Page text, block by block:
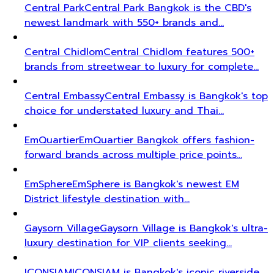
Central ParkCentral Park Bangkok is the CBD's
newest landmark with 550+ brands and…
Central ChidlomCentral Chidlom features 500+
brands from streetwear to luxury for complete…
Central EmbassyCentral Embassy is Bangkok's top
choice for understated luxury and Thai…
EmQuartierEmQuartier Bangkok offers fashion-
forward brands across multiple price points…
EmSphereEmSphere is Bangkok's newest EM
District lifestyle destination with…
Gaysorn VillageGaysorn Village is Bangkok's ultra-
luxury destination for VIP clients seeking…